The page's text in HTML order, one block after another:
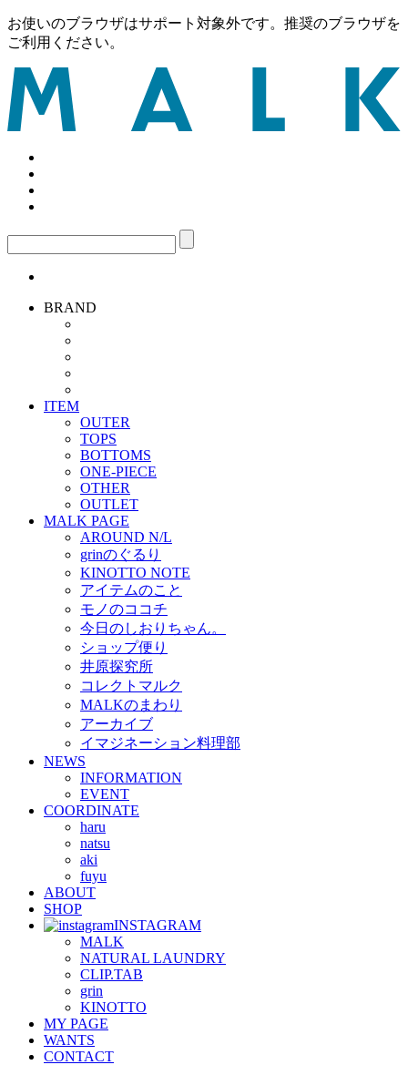
お使いのブラウザはサポート対象外です。推奨のブラウザを
ご利用ください。
BRAND
ITEM
OUTER
TOPS
BOTTOMS
ONE-PIECE
OTHER
OUTLET
MALK PAGE
AROUND N/L
grinのぐるり
KINOTTO NOTE
アイテムのこと
モノのココチ
今日のしおりちゃん。
ショップ便り
井原探究所
コレクトマルク
MALKのまわり
アーカイブ
イマジネーション料理部
NEWS
INFORMATION
EVENT
COORDINATE
haru
natsu
aki
fuyu
ABOUT
SHOP
INSTAGRAM
MALK
NATURAL LAUNDRY
CLIP.TAB
grin
KINOTTO
MY PAGE
WANTS
CONTACT